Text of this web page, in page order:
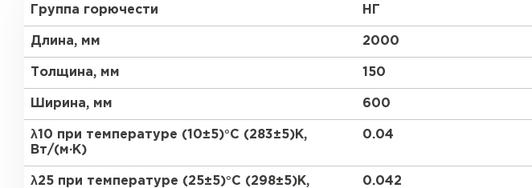
Группа горючести НГ
Длина, мм 2000
Толщина, мм 150
Ширина, мм 600
λ10 при температуре (10±5)°С (283±5)К,
Вт/(м·К)
0.04
λ25 при температуре (25±5)°С (298±5)К,
0.042
ПЕРЕЙТИ
Утеплитель Изомин
ПЕРЕЙТИ
Утеплитель Белтеп
Утеплитель Термит